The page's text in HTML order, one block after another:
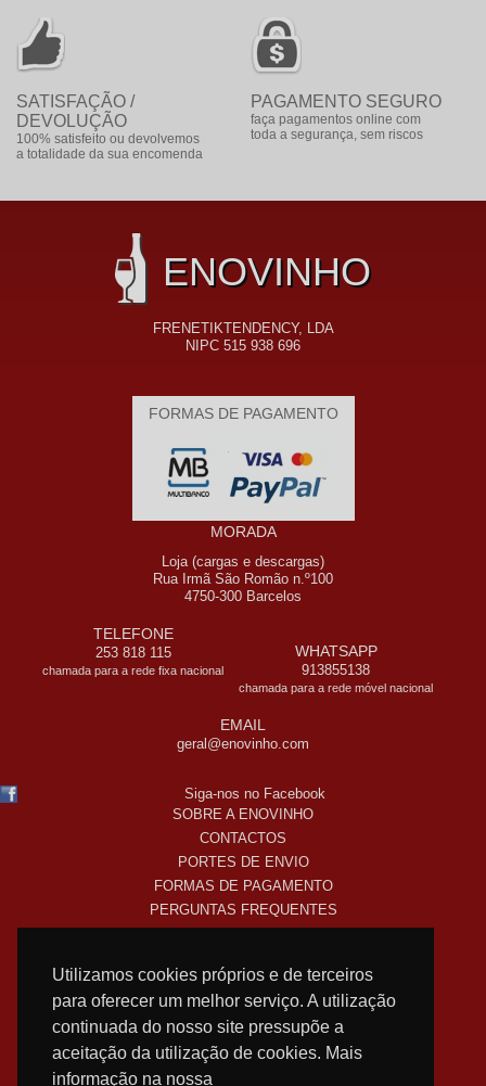
Utilizamos cookies próprios e de terceiros
para oferecer um melhor serviço. A utilização
continuada do nosso site pressupõe a
aceitação da utilização de cookies. Mais
informação na nossa
SATISFAÇÃO /
DEVOLUÇÃO
100% satisfeito ou devolvemos
a totalidade da sua encomenda
PAGAMENTO SEGURO
faça pagamentos online com
toda a segurança, sem riscos
ENOVINHO
FRENETIKTENDENCY, LDA
NIPC 515 938 696
FORMAS DE PAGAMENTO
MORADA
Loja (cargas e descargas)
Rua Irmã São Romão n.º100
4750-300 Barcelos
TELEFONE
253 818 115
chamada para a rede fixa nacional
WHATSAPP
913855138
chamada para a rede móvel nacional
EMAIL
geral@enovinho.com
Siga-nos no Facebook
SOBRE A ENOVINHO
CONTACTOS
PORTES DE ENVIO
FORMAS DE PAGAMENTO
PERGUNTAS FREQUENTES
POLITICA DE PRIVACIDADE
SUBSCREVA A NOSSA NEWSLETTER!